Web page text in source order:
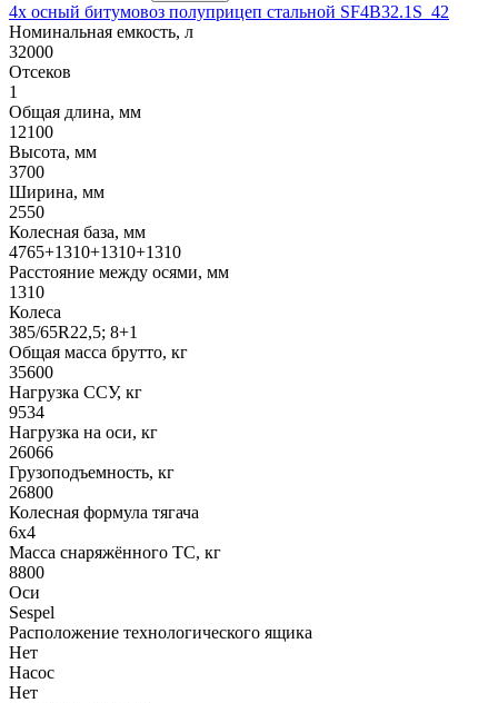
4х осный битумовоз полуприцеп стальной SF4B32.1S_42
Номинальная емкость, л
32000
Отсеков
1
Общая длина, мм
12100
Высота, мм
3700
Ширина, мм
2550
Колесная база, мм
4765+1310+1310+1310
Расстояние между осями, мм
1310
Колеса
385/65R22,5; 8+1
Общая масса брутто, кг
35600
Нагрузка ССУ, кг
9534
Нагрузка на оси, кг
26066
Грузоподъемность, кг
26800
Колесная формула тягача
6x4
Масса снаряжённого ТС, кг
8800
Оси
Sespel
Расположение технологического ящика
Нет
Насос
Нет